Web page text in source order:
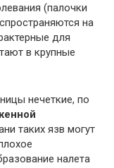
(палочки
на
для
в крупные
нечеткие, по
таких язв могут
налета